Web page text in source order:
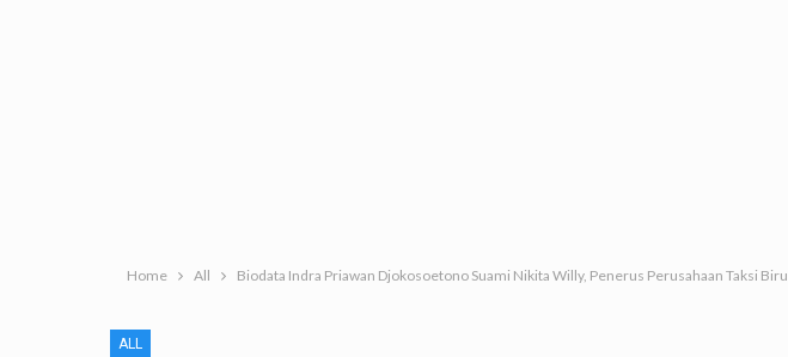
Home All Biodata Indra Priawan Djokosoetono Suami Nikita Willy, Penerus Perusahaan Taksi Biru
ALL